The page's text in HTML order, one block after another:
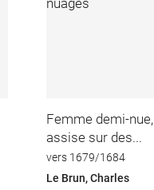
Femme demi-nue,
assise sur des...
vers 1679/1684
Le Brun, Charles